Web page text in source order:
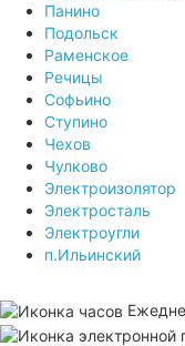
Панино
Подольск
Раменское
Речицы
Софьино
Ступино
Чехов
Чулково
Электроизолятор
Электросталь
Электроугли
п.Ильинский